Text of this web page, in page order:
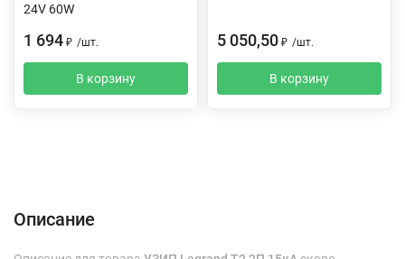
24V 60W
1 694 ₽ /шт.
В корзину
5 050,50 ₽ /шт.
В корзину
Описание